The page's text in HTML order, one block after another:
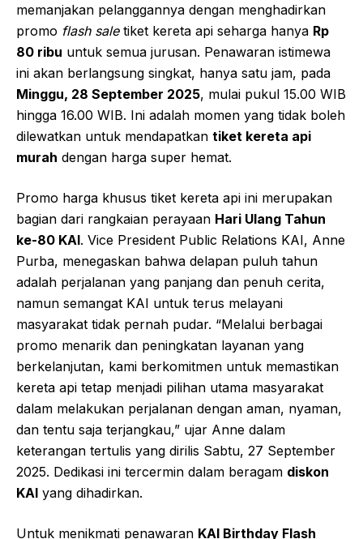
memanjakan pelanggannya dengan menghadirkan
promo flash saletiket kereta api seharga hanya Rp
80 ribu untuk semua jurusan. Penawaran istimewa
ini akan berlangsung singkat, hanya satu jam, pada
Minggu, 28 September 2025, mulai pukul 15.00 WIB
hingga 16.00 WIB. Ini adalah momen yang tidak boleh
dilewatkan untuk mendapatkan tiket kereta api
murah dengan harga super hemat.
Promo harga khusus tiket kereta api ini merupakan
bagian dari rangkaian perayaan Hari Ulang Tahun
ke-80 KAI. Vice President Public Relations KAI, Anne
Purba, menegaskan bahwa delapan puluh tahun
adalah perjalanan yang panjang dan penuh cerita,
namun semangat KAI untuk terus melayani
masyarakat tidak pernah pudar. “Melalui berbagai
promo menarik dan peningkatan layanan yang
berkelanjutan, kami berkomitmen untuk memastikan
kereta api tetap menjadi pilihan utama masyarakat
dalam melakukan perjalanan dengan aman, nyaman,
dan tentu saja terjangkau,” ujar Anne dalam
keterangan tertulis yang dirilis Sabtu, 27 September
2025. Dedikasi ini tercermin dalam beragam diskon
KAI yang dihadirkan.
Untuk menikmati penawaran KAI Birthday Flash